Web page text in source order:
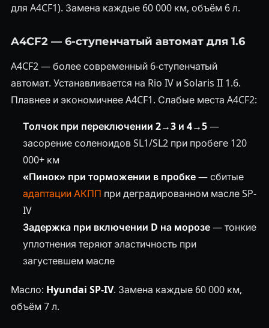
для A4CF1). Замена каждые 60 000 км, объём 6 л.
A4CF2 — 6-ступенчатый автомат для 1.6
A4CF2 — более современный 6-ступенчатый
автомат. Устанавливается на Rio IV и Solaris II 1.6.
Плавнее и экономичнее A4CF1. Слабые места A4CF2:
Толчок при переключении 2→3 и 4→5—
засорение соленоидов SL1/SL2 при пробеге 120
000+ км
«Пинок» при торможении в пробке— сбитые
адаптации АКПП при деградированном масле SP-
IV
Задержка при включении D на морозе— тонкие
уплотнения теряют эластичность при
загустевшем масле
Масло: Hyundai SP-IV. Замена каждые 60 000 км,
объём 7 л.